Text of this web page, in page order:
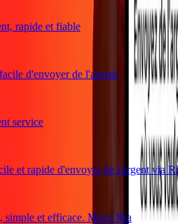
rapide et fiable
d'envoyer de l'argent
service
et rapide d'envoyer de l'argent via Ria
et efficace. Merci Ria